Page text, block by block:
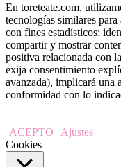
En toreteate.com,
tecnologías similares
con fines estadísticos;
compartir y mostrar
positiva relacionada con
exija consentimiento
avanzada), implicará una
conformidad con lo
ACEPTO
Ajustes
Cookies